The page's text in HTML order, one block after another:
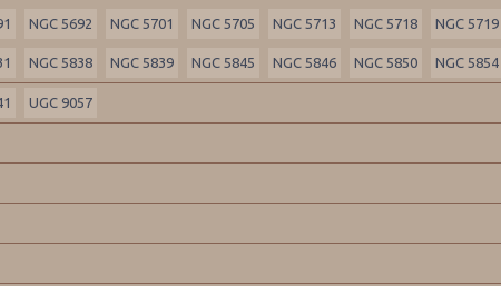
NGC 5692 NGC 5701 NGC 5705 NGC 5713 NGC 5718 NGC 5719
NGC 5838 NGC 5839 NGC 5845 NGC 5846 NGC 5850 NGC 5854
UGC 9057